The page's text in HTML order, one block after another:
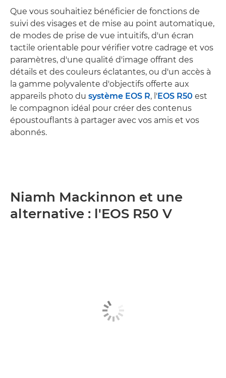
Que vous souhaitiez bénéficier de fonctions de
suivi des visages et de mise au point automatique,
de modes de prise de vue intuitifs, d'un écran
tactile orientable pour vérifier votre cadrage et vos
paramètres, d'une qualité d'image offrant des
détails et des couleurs éclatantes, ou d'un accès à
la gamme polyvalente d'objectifs offerte aux
appareils photo du système EOS R, l'EOS R50 est
le compagnon idéal pour créer des contenus
époustouflants à partager avec vos amis et vos
abonnés.
Niamh Mackinnon et une
alternative : l'EOS R50 V